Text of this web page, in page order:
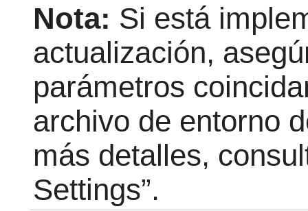
Nota: Si está
actualización,
parámetros
archivo de entorno
más detalles,
Settings”.